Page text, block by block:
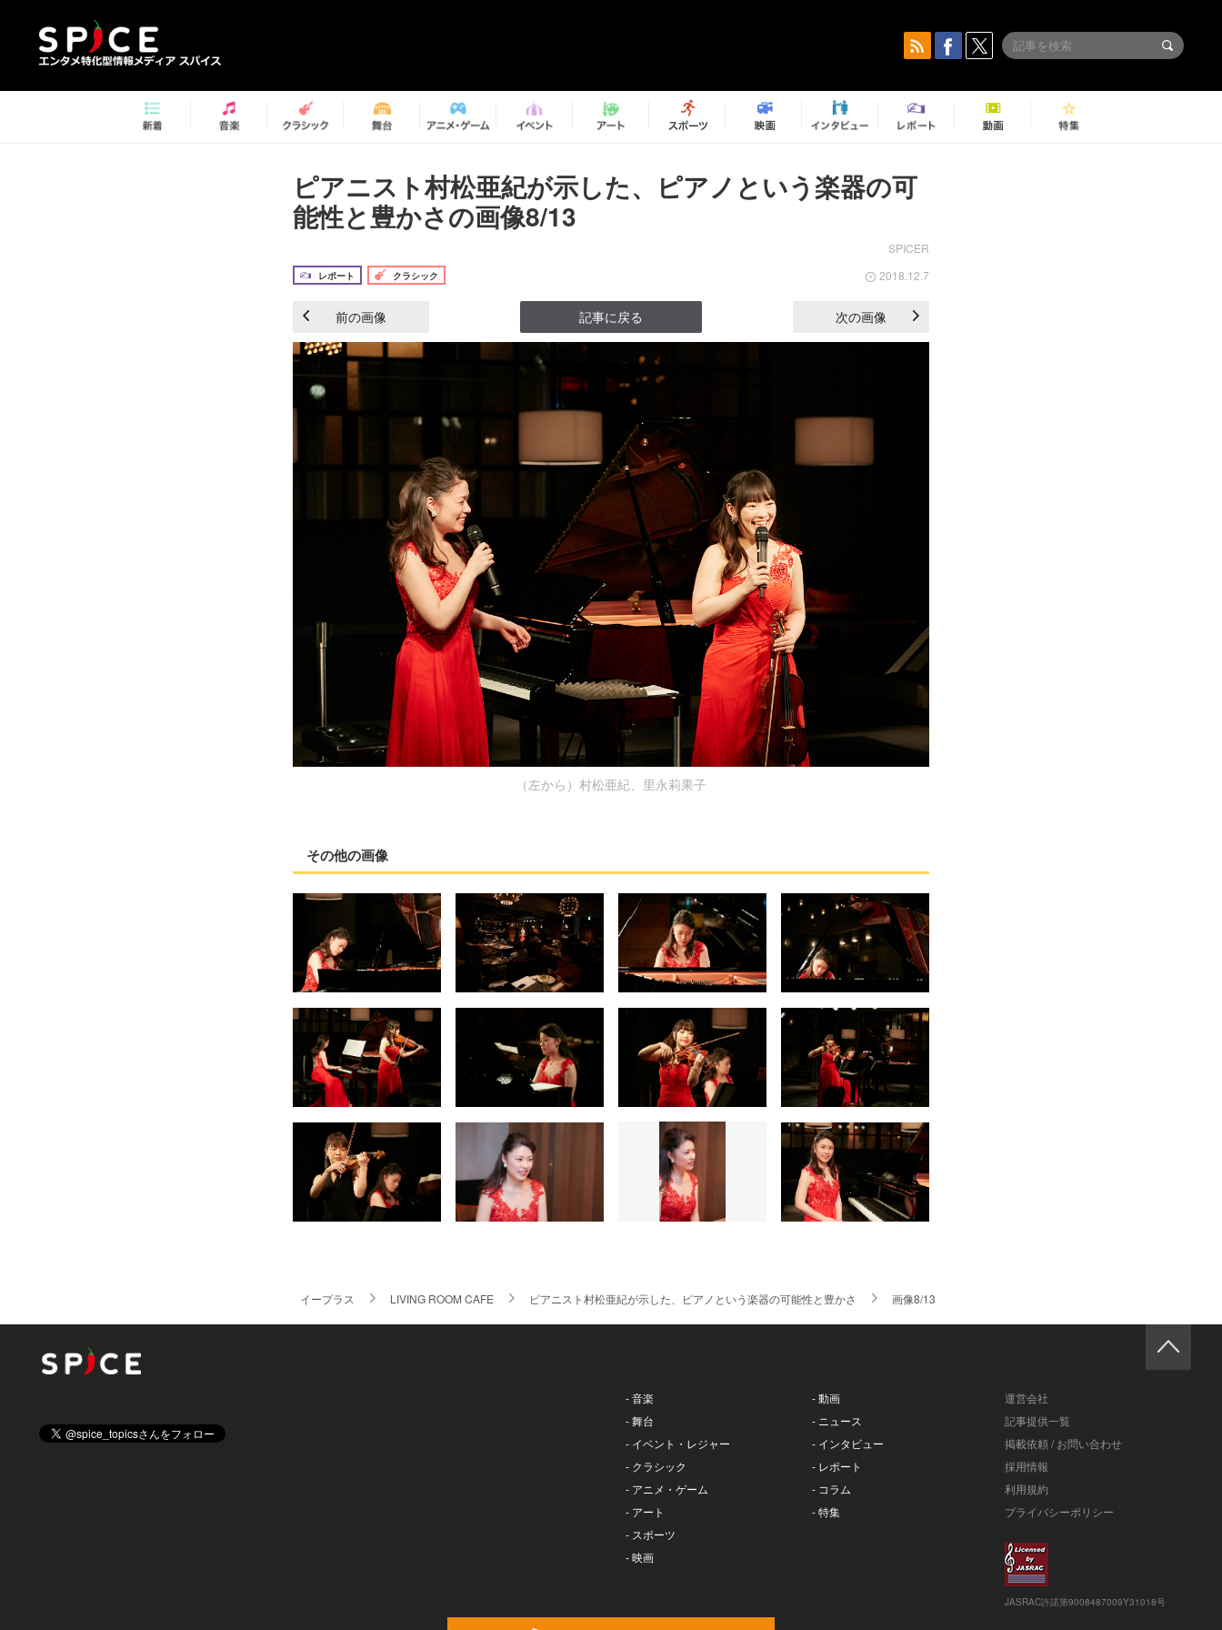
ピアニスト村松亜紀が示した、ピアノという楽器の可
能性と豊かさの画像8/13
SPICER
レポート クラシック 2018.12.7
前の画像 記事に戻る 次の画像
（左から）村松亜紀、里永莉果子
その他の画像
イープラス LIVING ROOM CAFE ピアニスト村松亜紀が示した、ピアノという楽器の可能性と豊かさ 画像8/13
- 音楽
- 舞台
- イベント・レジャー
- クラシック
- アニメ・ゲーム
- アート
- スポーツ
- 映画
- 動画
- ニュース
- インタビュー
- レポート
- コラム
- 特集
運営会社
記事提供一覧
掲載依頼 / お問い合わせ
採用情報
利用規約
プライバシーポリシー
JASRAC許諾第9008487009Y31018号